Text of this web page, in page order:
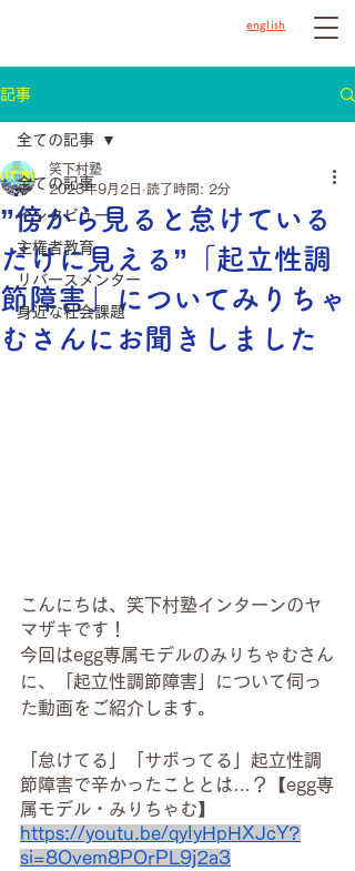
english
記事
全ての記事
インタビュー
主権者教育
リバースメンター
身近な社会課題
全ての記事
”傍から見ると怠けている
だけに見える”「起立性調
節障害」についてみりちゃ
むさんにお聞きしました
笑下村塾
2023年9月2日 読了時間: 2分
こんにちは、笑下村塾インターンのヤ
マザキです！
今回はegg専属モデルのみりちゃむさん
に、「起立性調節障害」について伺っ
た動画をご紹介します。
「怠けてる」「サボってる」起立性調
節障害で辛かったこととは…？【egg専
属モデル・みりちゃむ】
https://youtu.be/qyIyHpHXJcY?
si=8Ovem8POrPL9j2a3